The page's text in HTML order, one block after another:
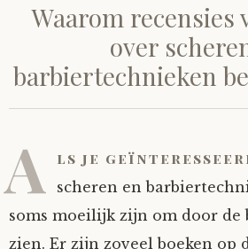
Waarom recensies
over
barbiertechnieken
A ls je
scheren en
soms moeilijk zijn om door de
zien. Er zijn zoveel boeken op